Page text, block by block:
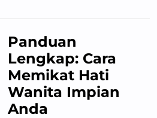
Panduan
Lengkap: Cara
Memikat Hati
Wanita Impian
Anda